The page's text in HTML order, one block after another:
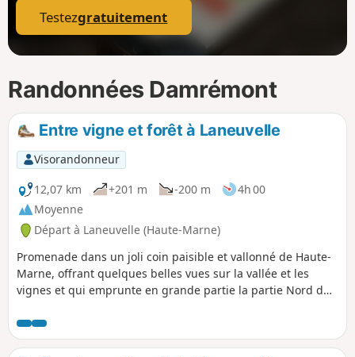
Testezgratuitement
Randonnées Damrémont
Entre vigne et forêt à Laneuvelle
Visorandonneur
12,07 km
+201 m -200 m
4h 00
Moyenne
Départ à Laneuvelle (Haute-Marne)
Promenade dans un joli coin paisible et vallonné de Haute-
Marne, offrant quelques belles vues sur la vallée et les
vignes et qui emprunte en grande partie la partie Nord du
Jaune n'est plus bien entretenu.